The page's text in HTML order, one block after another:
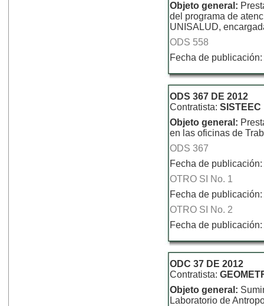
Objeto general:
del programa de
UNISALUD,
ODS 558
Fecha de
ODS 367 DE 2012
Contratista: SISTEEC
Objeto general:
en las oficinas de
ODS 367
Fecha de
OTRO SI No. 1
Fecha de
OTRO SI No. 2
Fecha de
ODC 37 DE 2012
Contratista:
Objeto general:
Laboratorio de